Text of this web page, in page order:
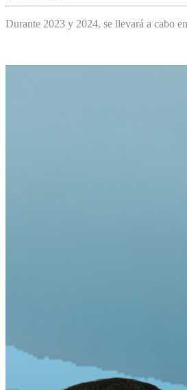
Durante 2023 y 2024, se llevará a cabo